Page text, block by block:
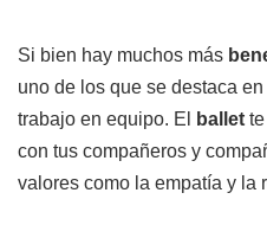
Si bien hay muchos más
uno de los que se destaca
trabajo en equipo. El
ballet
con tus compañeros y
valores como la empatía y la